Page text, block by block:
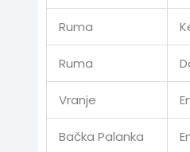
Ruma
Ruma
Vranje
Bačka Palanka